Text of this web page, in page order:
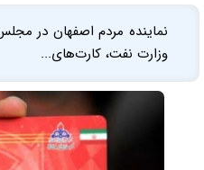
نماینده مردم اصفهان در
وزارت نفت، کارت‌های...